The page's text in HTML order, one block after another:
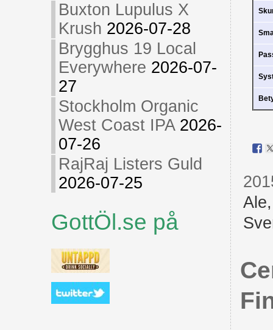
Buxton Lupulus X
Krush 2026-07-28
Brygghus 19 Local
Everywhere 2026-07-
27
Stockholm Organic
West Coast IPA 2026-
07-26
RajRaj Listers Guld
2026-07-25
GottÖl.se på